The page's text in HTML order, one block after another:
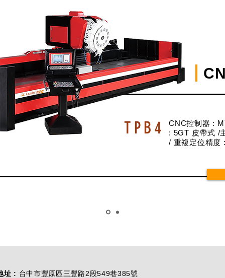
CNC控制器 :
: 5GT 皮帶式 /
/ 重複定位精度
TPB4
址 : 台中市豐原區三豐路2段549巷385號